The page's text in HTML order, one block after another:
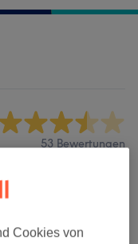
53 Bewertungen
Cookies von